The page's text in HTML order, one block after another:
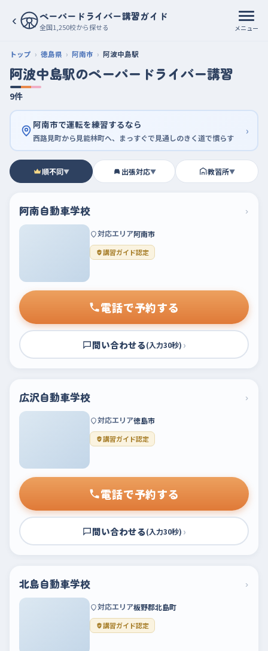
‹ ペーパードライバー講習ガイド
全国1,250校から探せる メニュー
トップ 徳島県 阿南市 阿波中島駅
阿波中島駅のペーパードライバー講習
9件
阿南市で運転を練習するなら
西路見町から見能林町へ、まっすぐで見通しのきく道で慣らす ›
順不同▼ 出張対応▼ 教習所▼
阿南自動車学校 ›
対応エリア阿南市
講習ガイド認定
電話で予約する
問い合わせる(入力30秒) ›
広沢自動車学校 ›
対応エリア徳島市
講習ガイド認定
電話で予約する
問い合わせる(入力30秒) ›
北島自動車学校 ›
対応エリア板野郡北島町
講習ガイド認定